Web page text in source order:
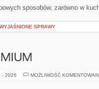
sposobów, zarówno w
SPRAWY
- 2026 MOŻLIWOŚĆ